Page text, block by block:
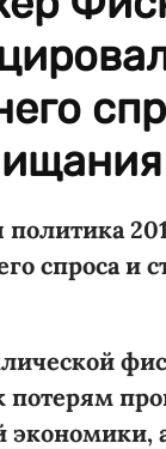
спроса и